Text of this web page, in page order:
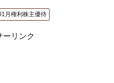
月権利株主優待
ーリンク